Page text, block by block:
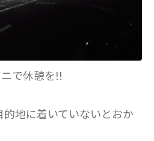
で休憩を!!
地に着いていないとおか